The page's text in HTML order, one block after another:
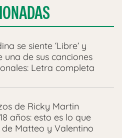
se siente ‘Libre’ y
una de sus canciones
Letra completa
de Ricky Martin
años: esto es lo que
de Matteo y Valentino